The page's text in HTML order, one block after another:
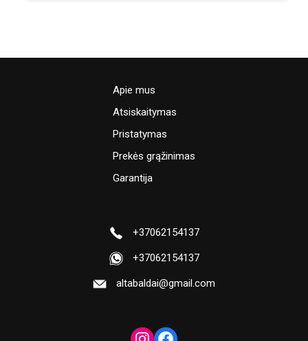
Apie mus
Atsiskaitymas
Pristatymas
Prekės grąžinimas
Garantija
+37062154137
+37062154137
altabaldai@gmail.com